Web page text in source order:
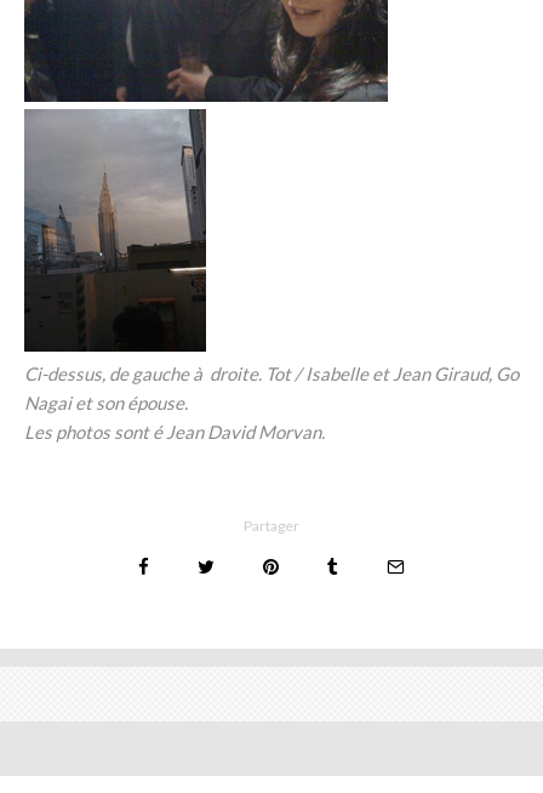
Ci-dessus, de gauche à droite. Tot / Isabelle et Jean Giraud, Go
Nagai et son épouse.
Les photos sont é Jean David Morvan.
Partager